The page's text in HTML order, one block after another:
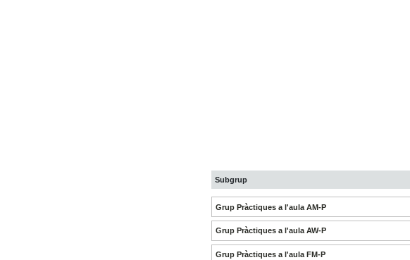
Subgrup
Grup Pràctiques a l'aula AM-P
Grup Pràctiques a l'aula AW-P
Grup Pràctiques a l'aula FM-P